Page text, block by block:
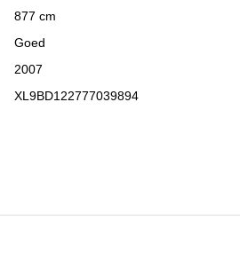
877 cm
Goed
2007
XL9BD122777039894